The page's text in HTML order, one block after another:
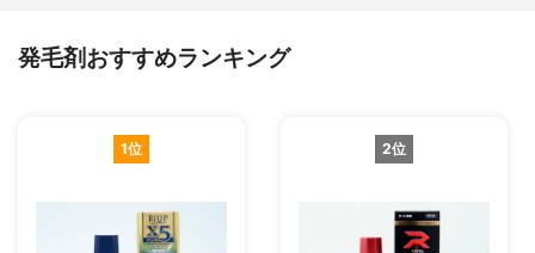
発毛剤おすすめランキング
1位 2位